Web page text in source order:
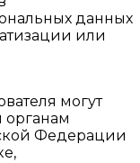
данных
или
могут
Федерации